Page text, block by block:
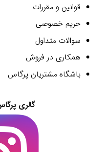
قوانین و مقررات
حریم خصوصی
سوالات متداول
همکاری در فروش
باشگاه مشتریان پرگاس
گالری